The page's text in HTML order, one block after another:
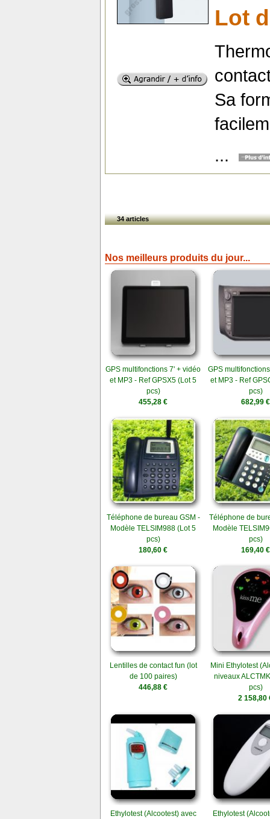
Lot
Sa
...
34 articles
Nos meilleurs produits du jour...
GPS multifonctions 7' + vidéo
et MP3 - Ref GPSX5 (Lot 5
pcs)
455,28 €
GPS
et MP3 - Ref
pcs)
682,99 €
Téléphone de bureau GSM -
Modèle TELSIM988 (Lot 5
pcs)
180,60 €
Téléphone de
Modèle
pcs)
169,40 €
Lentilles de contact fun (lot
de 100 paires)
446,88 €
Mini Ethylotest
niveaux
pcs)
2 158,80
Ethylotest (Alcootest) avec
Ethylotest